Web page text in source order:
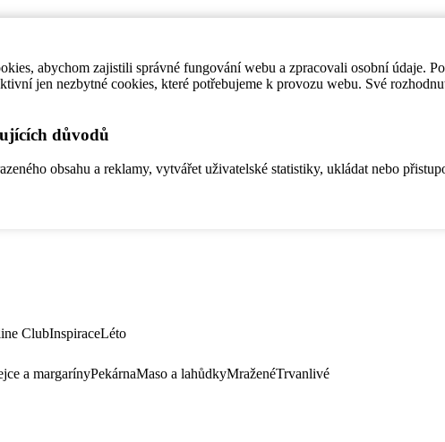
abychom zajistili správné fungování webu a zpracovali osobní údaje.
jen nezbytné cookies, které potřebujeme k provozu webu. Své
důvodů
obsahu a reklamy, vytvářet uživatelské statistiky, ukládat nebo
ClubInspiraceLéto
a margarínyPekárnaMaso a lahůdkyMraženéTrvanlivé